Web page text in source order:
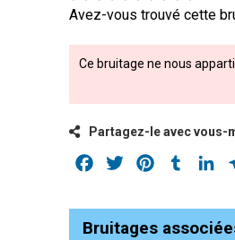
Avez-vous trouvé cette
Ce bruitage ne nous
Partagez-le avec vous-
Facebook
Twitter PinterestTumblr
Bruitages